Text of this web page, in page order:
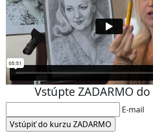
Vstúpte ZADARMO
E-mail